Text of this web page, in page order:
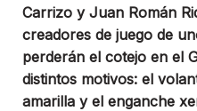
Carrizo y Juan Román
creadores de juego de
perderán el cotejo en el
distintos motivos: el
amarilla y el enganche